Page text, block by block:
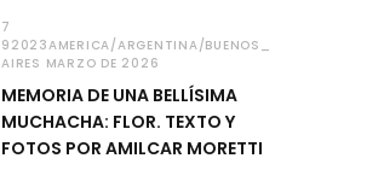
7
92023AMERICA/ARGENTINA/BUENOS_
AIRES MARZO DE 2026
MEMORIA DE UNA BELLÍSIMA
MUCHACHA: FLOR. TEXTO Y
FOTOS POR AMILCAR MORETTI